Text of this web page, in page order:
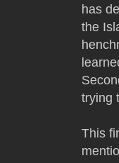
has
the
trying
This